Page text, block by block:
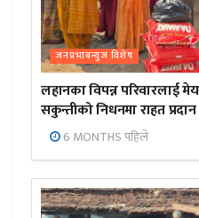
जनप्रभाबन्युज विशेष
लहानका विपन्न परिवारलाई
सकुन्तीको निधनमा राहत प्रदान
6 MONTHS पहिले